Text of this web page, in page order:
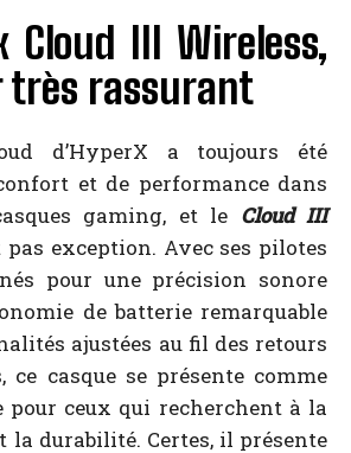
Cloud III Wireless,
très rassurant
d’HyperX a toujours été
et de performance dans
gaming, et le Cloud III
exception. Avec ses pilotes
pour une précision sonore
de batterie remarquable
ajustées au fil des retours
ce casque se présente comme
ceux qui recherchent à la
la durabilité. Certes, il présente